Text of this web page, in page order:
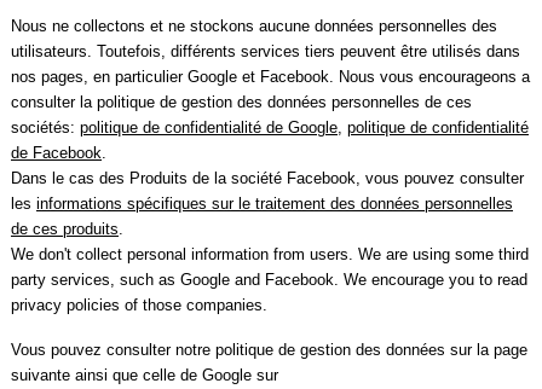
Nous ne collectons et ne stockons aucune données personnelles des
utilisateurs. Toutefois, différents services tiers peuvent être utilisés dans
nos pages, en particulier Google et Facebook. Nous vous encourageons a
consulter la politique de gestion des données personnelles de ces
sociétés: politique de confidentialité de Google, politique de confidentialité
de Facebook.
Dans le cas des Produits de la société Facebook, vous pouvez consulter
les informations spécifiques sur le traitement des données personnelles
de ces produits.
We don't collect personal information from users. We are using some third
party services, such as Google and Facebook. We encourage you to read
privacy policies of those companies.
Vous pouvez consulter notre politique de gestion des données sur la page
suivante ainsi que celle de Google sur